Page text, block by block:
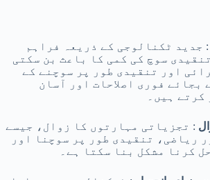
: جدید ٹکنالوجی کے ذریعہ فراہم
سوچ کی کمی کا باعث بن سکتی
اور تنقیدی طور پر سوچنے کے
بجائے فوری اصلاحات اور آسان
ہیں۔
: تجزیاتی مہارتوں کا زوال، جیسے
ریاضی، تنقیدی طور پر سوچنا اور
کرنا مشکل بنا سکتا ہے۔